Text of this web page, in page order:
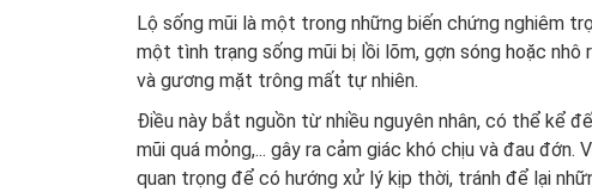
Lộ sống mũi là một trong những biến chứng nghiêm
một tình trạng sống mũi bị lồi lõm, gợn sóng hoặc
và gương mặt trông mất tự nhiên.
Điều này bắt nguồn từ nhiều nguyên nhân, có thể kể
mũi quá mỏng,... gây ra cảm giác khó chịu và đau
quan trọng để có hướng xử lý kịp thời, tránh để lại